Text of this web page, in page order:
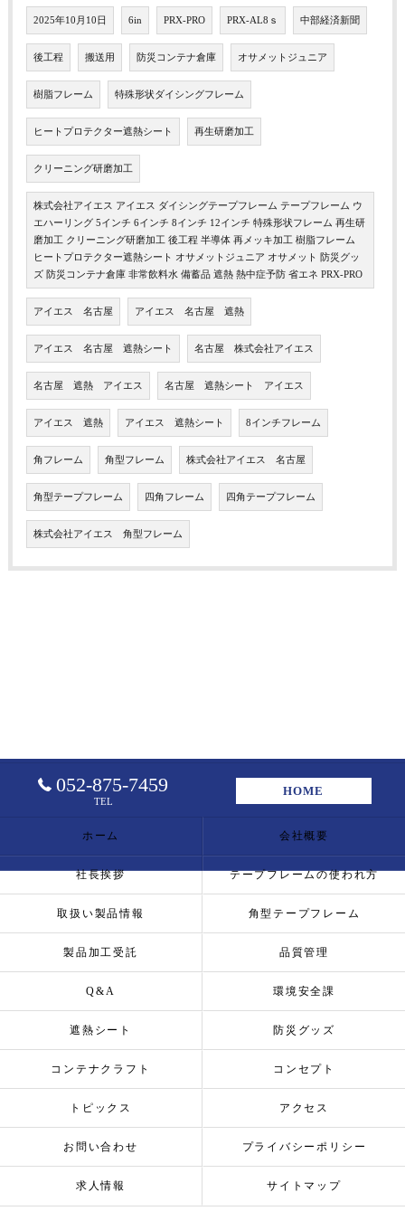
2025年10月10日 6in PRX-PRO PRX-AL8ｓ 中部経済新聞
後工程 搬送用 防災コンテナ倉庫 オサメットジュニア
樹脂フレーム 特殊形状ダイシングフレーム
ヒートプロテクター遮熱シート 再生研磨加工
クリーニング研磨加工
株式会社アイエス アイエス ダイシングテープフレーム テープフレーム ウ
エハーリング 5インチ 6インチ 8インチ 12インチ 特殊形状フレーム 再生研
磨加工 クリーニング研磨加工 後工程 半導体 再メッキ加工 樹脂フレーム
ヒートプロテクター遮熱シート オサメットジュニア オサメット 防災グッ
ズ 防災コンテナ倉庫 非常飲料水 備蓄品 遮熱 熱中症予防 省エネ PRX-PRO
アイエス 名古屋 アイエス 名古屋 遮熱
アイエス 名古屋 遮熱シート 名古屋 株式会社アイエス
名古屋 遮熱 アイエス 名古屋 遮熱シート アイエス
アイエス 遮熱 アイエス 遮熱シート 8インチフレーム
角フレーム 角型フレーム 株式会社アイエス 名古屋
角型テープフレーム 四角フレーム 四角テープフレーム
株式会社アイエス 角型フレーム
052-875-7459
TEL
HOME
ホーム 会社概要
社長挨拶 テープフレームの使われ方
取扱い製品情報 角型テープフレーム
製品加工受託 品質管理
Q&A 環境安全課
遮熱シート 防災グッズ
コンテナクラフト コンセプト
トピックス アクセス
お問い合わせ プライバシーポリシー
求人情報 サイトマップ